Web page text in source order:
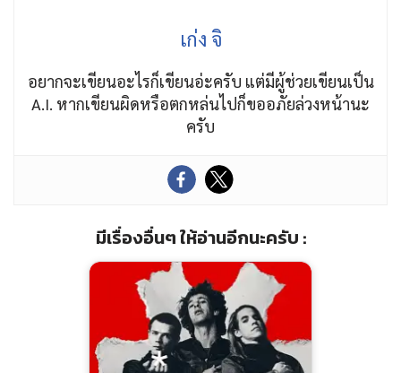
เก่ง จิ
อยากจะเขียนอะไรก็เขียนอ่ะครับ แต่มีผู้ช่วยเขียนเป็น
A.I. หากเขียนผิดหรือตกหล่นไปก็ขออภัยล่วงหน้านะ
ครับ
มีเรื่องอื่นๆ ให้อ่านอีกนะครับ :